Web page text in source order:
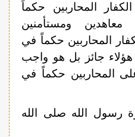
المحاربين حكماً
معاهدين ومستأمنين
المحاربين حكماً في
جائز بل هو واجب
المحاربين حكماً في
رسول الله صلى الله